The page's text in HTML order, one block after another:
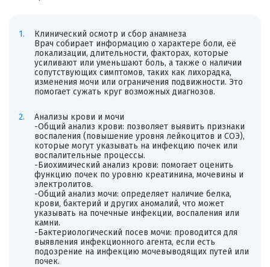
Клинический осмотр и сбор анамнеза
Врач собирает информацию о характере боли, её
локализации, длительности, факторах, которые
усиливают или уменьшают боль, а также о наличии
сопутствующих симптомов, таких как лихорадка,
изменения мочи или ограничения подвижности. Это
помогает сужать круг возможных диагнозов.
Анализы крови и мочи
-Общий анализ крови: позволяет выявить признаки
воспаления (повышение уровня лейкоцитов и СОЭ),
которые могут указывать на инфекцию почек или
воспалительные процессы.
-Биохимический анализ крови: помогает оценить
функцию почек по уровню креатинина, мочевины и
электролитов.
-Общий анализ мочи: определяет наличие белка,
крови, бактерий и других аномалий, что может
указывать на почечные инфекции, воспаления или
камни.
-Бактериологический посев мочи: проводится для
выявления инфекционного агента, если есть
подозрение на инфекцию мочевыводящих путей или
почек.